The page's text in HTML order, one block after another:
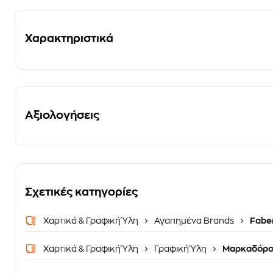
Χαρακτηριστικά
Αξιολογήσεις
Σχετικές κατηγορίες
Χαρτικά & Γραφική Ύλη Αγαπημένα Brands
Χαρτικά & Γραφική Ύλη Γραφική Ύλη